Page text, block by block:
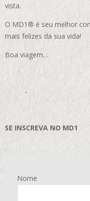
vista.
O MD1® é seu melhor
mais felizes da sua vida!
Boa viagem…
SE INSCREVA NO MD1
Nome